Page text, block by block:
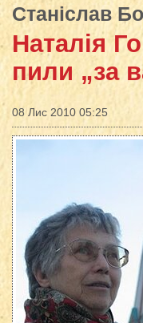
Станіслав
Наталія
пили „за
08 Лис 2010 05:25